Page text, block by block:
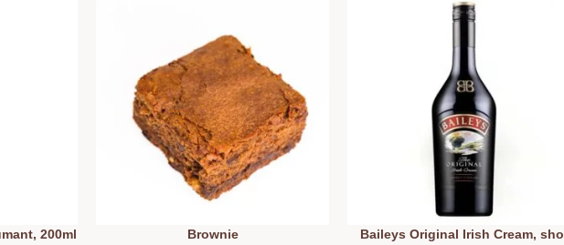
200ml Brownie
Baileys Original Irish Cream,